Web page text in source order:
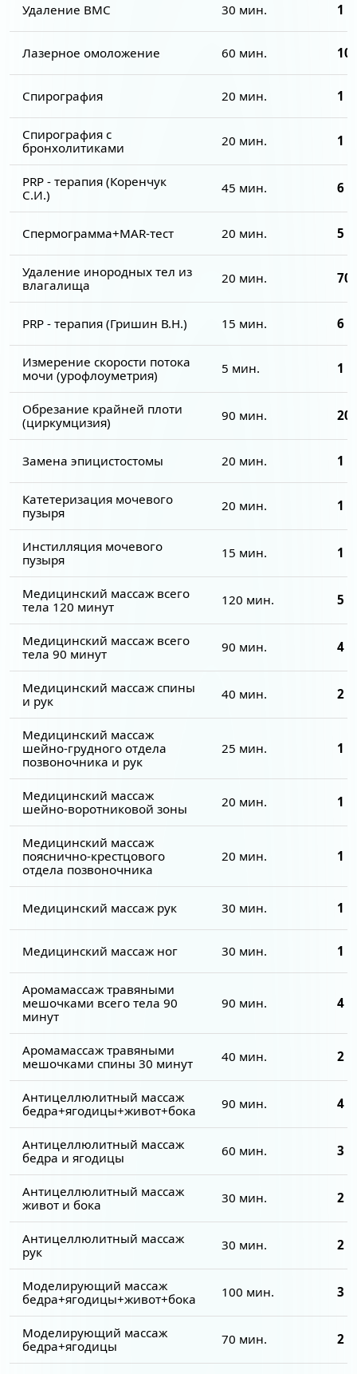
Удаление ВМС 30 мин. 1
Лазерное омоложение 60 мин. 10
Спирография 20 мин. 1
Спирография с
бронхолитиками
20 мин. 1
PRP - терапия (Коренчук
С.И.)
45 мин. 6
Спермограмма+MAR-тест 20 мин. 5
Удаление инородных тел из
влагалища
20 мин.
PRP - терапия (Гришин В.Н.) 15 мин. 6
Измерение скорости потока
мочи (урофлоуметрия)
5 мин. 1
Обрезание крайней плоти
(циркумцизия)
90 мин. 20
Замена эпицистостомы 20 мин. 1
Катетеризация мочевого
пузыря
20 мин. 1
Инстилляция мочевого
пузыря
15 мин. 1
Медицинский массаж всего
тела 120 минут
120 мин. 5
Медицинский массаж всего
тела 90 минут
90 мин. 4
Медицинский массаж спины
и рук
40 мин. 2
Медицинский массаж
шейно-грудного отдела
позвоночника и рук
25 мин. 1
Медицинский массаж
шейно-воротниковой зоны
20 мин. 1
Медицинский массаж
пояснично-крестцового
отдела позвоночника
20 мин. 1
Медицинский массаж рук 30 мин. 1
Медицинский массаж ног 30 мин. 1
Аромамассаж травяными
мешочками всего тела 90
минут
90 мин. 4
Аромамассаж травяными
мешочками спины 30 минут
40 мин. 2
Антицеллюлитный массаж
бедра+ягодицы+живот+бока
90 мин. 4
Антицеллюлитный массаж
бедра и ягодицы
60 мин. 3
Антицеллюлитный массаж
живот и бока
30 мин. 2
Антицеллюлитный массаж
рук
30 мин. 2
Моделирующий массаж
бедра+ягодицы+живот+бока
100 мин. 3
Моделирующий массаж
бедра+ягодицы
70 мин. 2